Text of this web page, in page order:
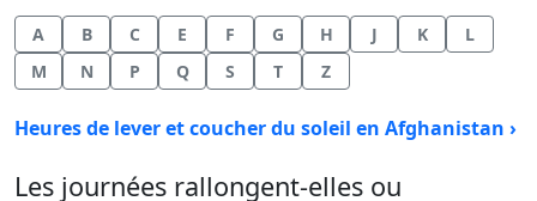
A B C E F G H J K
L
M
N P Q S T Z
Heures de lever et coucher du soleil en Afghanistan ›
Les journées rallongent-elles ou